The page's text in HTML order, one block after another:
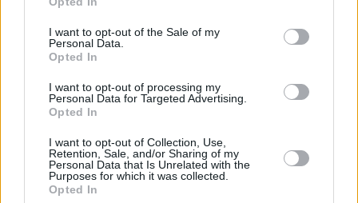
use your data for below specified purposes in below Google
consent section.
I want to opt-out of the Sale of my
Personal Data.
Opted In
I want to opt-out of processing my
Personal Data for Targeted Advertising.
Opted In
I want to opt-out of Collection, Use,
Retention, Sale, and/or Sharing of my
Personal Data that Is Unrelated with the
Purposes for which it was collected.
Opted In
gli ucraini a Bucha
BREAKING: Il governo ungherese condivide il video
del drammatico arresto di un ucraino in mezzo alle
polemiche sulle spie.
governo ungherese minoranza
ucraina
ungheresi all'estero # ungheria
Leave a Reply
Your email address will not be published.